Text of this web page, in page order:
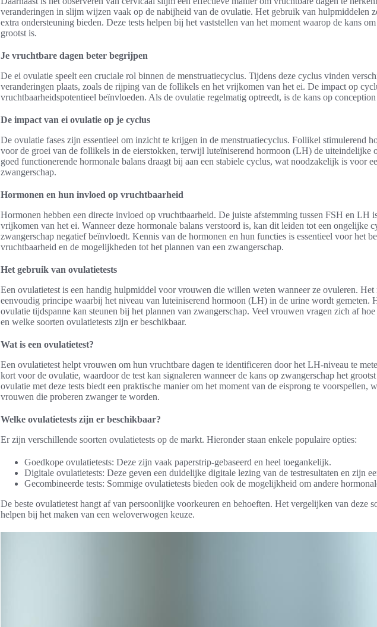
veranderingen in slijm wijzen vaak op de nabijheid van de ovulatie. Het gebruik van hulpmiddelen
extra ondersteuning bieden. Deze tests helpen bij het vaststellen van het moment waarop de kans
grootst is.
Je vruchtbare dagen beter begrijpen
De ei ovulatie speelt een cruciale rol binnen de menstruatiecyclus. Tijdens deze cyclus vinden
veranderingen plaats, zoals de rijping van de follikels en het vrijkomen van het ei. De impact op
vruchtbaarheidspotentieel beïnvloeden. Als de ovulatie regelmatig optreedt, is de kans op
De impact van ei ovulatie op je cyclus
De ovulatie fases zijn essentieel om inzicht te krijgen in de menstruatiecyclus. Follikel stimulerend
voor de groei van de follikels in de eierstokken, terwijl luteïniserend hormoon (LH) de uiteindelijke
goed functionerende hormonale balans draagt bij aan een stabiele cyclus, wat noodzakelijk is voor
zwangerschap.
Hormonen en hun invloed op vruchtbaarheid
Hormonen hebben een directe invloed op vruchtbaarheid. De juiste afstemming tussen FSH en LH
vrijkomen van het ei. Wanneer deze hormonale balans verstoord is, kan dit leiden tot een ongelijke
zwangerschap negatief beïnvloedt. Kennis van de hormonen en hun functies is essentieel voor het
vruchtbaarheid en de mogelijkheden tot het plannen van een zwangerschap.
Het gebruik van ovulatietests
Een ovulatietest is een handig hulpmiddel voor vrouwen die willen weten wanneer ze ovuleren. Het
eenvoudig principe waarbij het niveau van luteïniserend hormoon (LH) in de urine wordt gemeten.
ovulatie tijdspanne kan steunen bij het plannen van zwangerschap. Veel vrouwen vragen zich af
en welke soorten ovulatietests zijn er beschikbaar.
Wat is een ovulatietest?
Een ovulatietest helpt vrouwen om hun vruchtbare dagen te identificeren door het LH-niveau te
kort voor de ovulatie, waardoor de test kan signaleren wanneer de kans op zwangerschap het
ovulatie met deze tests biedt een praktische manier om het moment van de eisprong te voorspellen,
vrouwen die proberen zwanger te worden.
Welke ovulatietests zijn er beschikbaar?
Er zijn verschillende soorten ovulatietests op de markt. Hieronder staan enkele populaire opties:
Goedkope ovulatietests: Deze zijn vaak paperstrip-gebaseerd en heel toegankelijk.
Digitale ovulatietests: Deze geven een duidelijke digitale lezing van de testresultaten en zijn
Gecombineerde tests: Sommige ovulatietests bieden ook de mogelijkheid om andere
De beste ovulatietest hangt af van persoonlijke voorkeuren en behoeften. Het vergelijken van deze
helpen bij het maken van een weloverwogen keuze.